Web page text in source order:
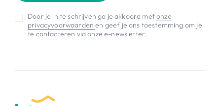
Door je in te schrijven ga je akkoord metonze
privacyvoorwaardenen geef je ons toestemming om je
te contacteren via onze e-newsletter.